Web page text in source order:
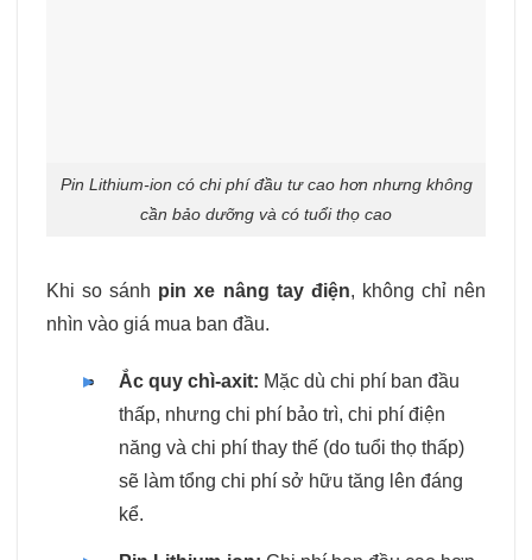
Pin Lithium-ion có chi phí đầu tư cao hơn nhưng không
cần bảo dưỡng và có tuổi thọ cao
Khi so sánh pin xe nâng tay điện, không chỉ nên
nhìn vào giá mua ban đầu.
Ắc quy chì-axit: Mặc dù chi phí ban đầu
thấp, nhưng chi phí bảo trì, chi phí điện
năng và chi phí thay thế (do tuổi thọ thấp)
sẽ làm tổng chi phí sở hữu tăng lên đáng
kể.